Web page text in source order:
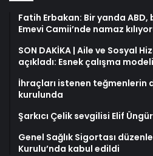
Fatih Erbakan: Bir yanda ABD,
Emevi Camii’nde namaz
SON DAKİKA | Aile ve Sosyal
açıkladı: Esnek çalışma
İhraçları istenen teğmenlerin
kurulunda
Şarkıcı Çelik sevgilisi Elif
Genel Sağlık Sigortası
Kurulu’nda kabul edildi